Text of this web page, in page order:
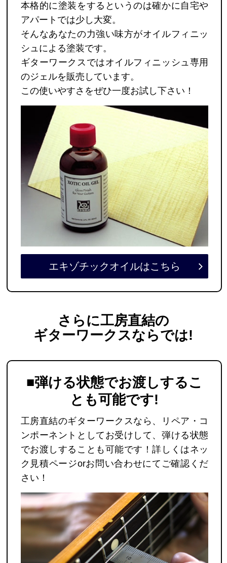
本格的に塗装をするというのは確かに自宅や
アパートでは少し大変。
そんなあなたの力強い味方がオイルフィニッ
シュによる塗装です。
ギターワークスではオイルフィニッシュ専用
のジェルを販売しています。
この使いやすさをぜひ一度お試し下さい！
エキゾチックオイルはこちら
さらに工房直結の
ギターワークスならでは!
■弾ける状態でお渡しするこ
とも可能です!
工房直結のギターワークスなら、リペア・コ
ンポーネントとしてお受けして、弾ける状態
でお渡しすることも可能です！詳しくはネッ
ク見積ページorお問い合わせにてご確認くだ
さい！